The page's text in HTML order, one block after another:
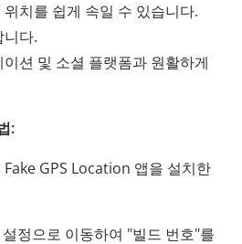
치를 쉽게 속일 수 있습니다.
다.
션 및 소셜 플랫폼과 원활하게
:
GPS Location 앱을 설치한
정으로 이동하여 "빌드 번호"를